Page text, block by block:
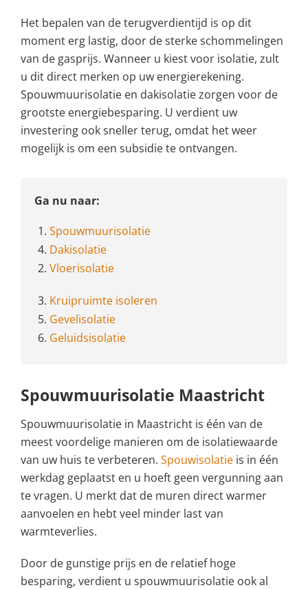
Het bepalen van de terugverdientijd is op dit
moment erg lastig, door de sterke schommelingen
van de gasprijs. Wanneer u kiest voor isolatie, zult
u dit direct merken op uw energierekening.
Spouwmuurisolatie en dakisolatie zorgen voor de
grootste energiebesparing. U verdient uw
investering ook sneller terug, omdat het weer
mogelijk is om een subsidie te ontvangen.
Ga nu naar:
1. Spouwmuurisolatie
4. Dakisolatie
2. Vloerisolatie
3. Kruipruimte isoleren
5. Gevelisolatie
6. Geluidsisolatie
Spouwmuurisolatie Maastricht
Spouwmuurisolatie in Maastricht is één van de
meest voordelige manieren om de isolatiewaarde
van uw huis te verbeteren. Spouwisolatie is in één
werkdag geplaatst en u hoeft geen vergunning aan
te vragen. U merkt dat de muren direct warmer
aanvoelen en hebt veel minder last van
warmteverlies.
Door de gunstige prijs en de relatief hoge
besparing, verdient u spouwmuurisolatie ook al